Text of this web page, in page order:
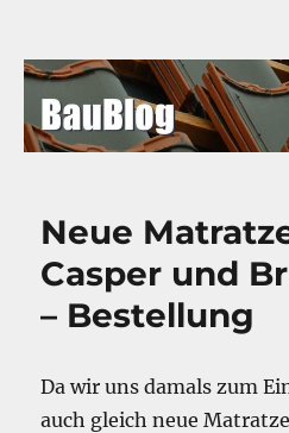
BauBlog
Neue
Casper und
– Bestellung
Da wir uns damals zum
auch gleich neue